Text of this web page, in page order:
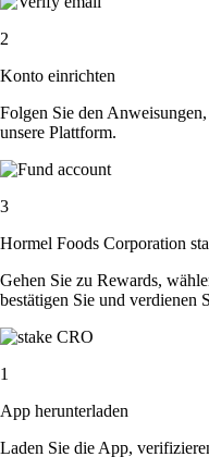
2
Konto einrichten
Folgen Sie den
unsere Plattform.
3
Hormel Foods Corporation
Gehen Sie zu Rewards,
bestätigen Sie und verdienen
1
App herunterladen
Laden Sie die App,